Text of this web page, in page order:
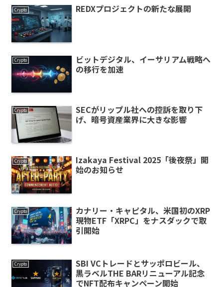
Crypto REDXプロジェクトの新たな展開
Crypto
ビットデジタル、イーサリアム戦略へ
の移行を加速
Crypto
SECがリップル社への控訴を取り下
げ、暗号資産業界に大きな影響
Crypto
Izakaya Festival 2025「後夜祭」開
始のお知らせ
Crypto
カナリー・キャピタル、米国初のXRP
現物ETF「XRPC」をナスダックで取
引開始
Crypto
SBI VCトレードとサッポロビール、
黒ラベルTHE BARリニューアル記念
でNFT配布キャンペーン開始